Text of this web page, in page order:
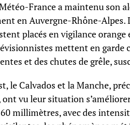
France a maintenu son
en Auvergne-Rhône-Alpes.
placés en vigilance orange
mettent en garde
et des chutes de grêle,
le Calvados et la Manche,
vu leur situation
millimètres, avec des